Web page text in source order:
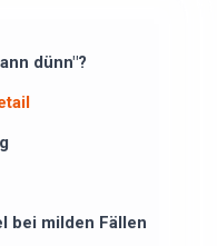
dünn"?
bei milden Fällen